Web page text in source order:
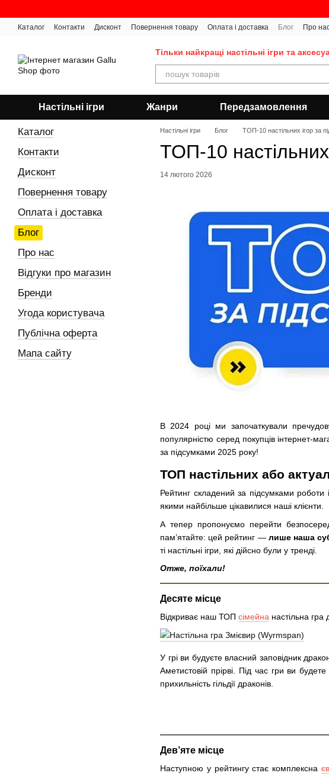
Каталог Контакти Дисконт Повернення товару Оплата і доставка Блог Про
Тільки найкращі настільні ігри та
Настільні ігри Жанри Передзамовлення
Настільні ігри Блог ТОП-10 настільних ігор за
ТОП-10
14 лютого 2026
В 2024 році ми започаткували
популярністю серед покупців інтернет-
за підсумками 2025 року!
ТОП настільних або
Рейтинг складений за підсумками
якими найбільше цікавилися наші клієнти.
А тепер пропонуємо перейти
пам’ятайте: цей рейтинг — лише наша
ті настільні ігри, які дійсно були у тренді.
Отже, поїхали!
Десяте місце
Відкриває наш ТОП сімейна настільна гра
У грі ви будуєте власний заповідник
Аметистовій прірві. Під час гри ви будете
прихильність гільдії драконів.
Дев’яте місце
Наступною у рейтингу стає комплексна
Каталог
Контакти
Дисконт
Повернення товару
Оплата і доставка
Блог
Про нас
Відгуки про магазин
Бренди
Угода користувача
Публічна оферта
Мапа сайту